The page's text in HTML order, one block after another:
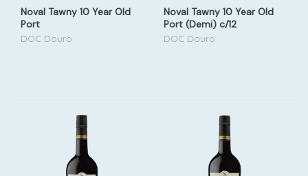
Noval Tawny 10 Year Old
Port
DOC Douro
Noval Tawny 10 Year Old
Port (Demi) c/12
DOC Douro